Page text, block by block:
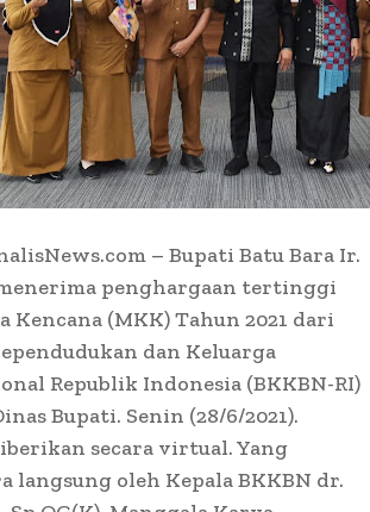
– Bupati Batu Bara Ir.
penghargaan tertinggi
Kencana (MKK) Tahun 2021 dari
dan Keluarga
Republik Indonesia (BKKBN-RI)
Bupati. Senin (28/6/2021).
secara virtual. Yang
langsung oleh Kepala BKKBN dr.